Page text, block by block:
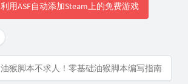
利用ASF自动添加Steam上的免费游戏
油猴脚本不求人！零基础油猴脚本编写指南